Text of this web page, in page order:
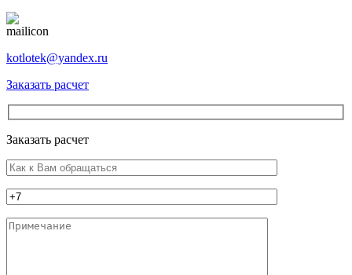
kotlotek@yandex.ru
Заказать расчет
Заказать расчет